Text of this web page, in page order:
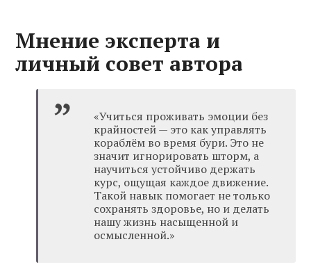
Мнение эксперта и
личный совет автора
«Учиться проживать эмоции без
крайностей — это как управлять
кораблём во время бури. Это не
значит игнорировать шторм, а
научиться устойчиво держать
курс, ощущая каждое движение.
Такой навык помогает не только
сохранять здоровье, но и делать
нашу жизнь насыщенной и
осмысленной.»